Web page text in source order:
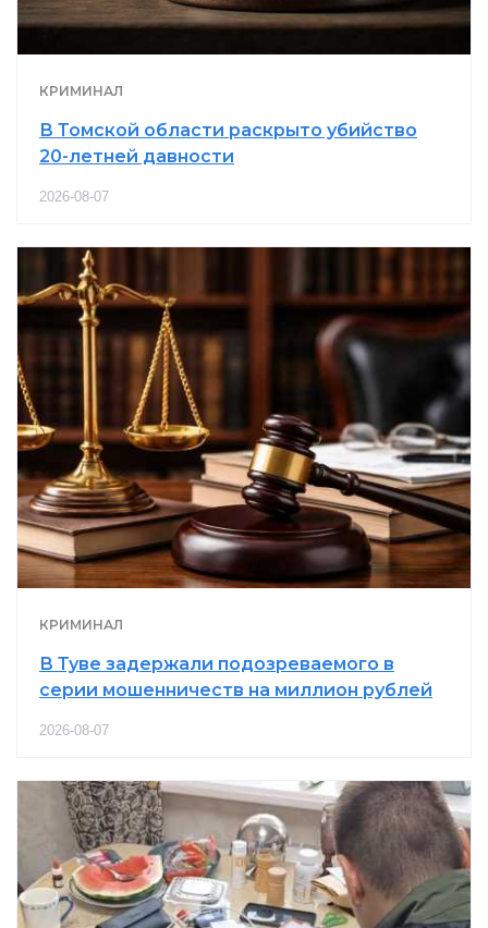
КРИМИНАЛ
В Томской области раскрыто убийство
20-летней давности
2026-08-07
КРИМИНАЛ
В Туве задержали подозреваемого в
серии мошенничеств на миллион рублей
2026-08-07